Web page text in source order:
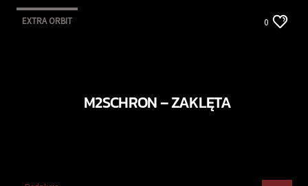
EXTRA ORBIT 0
M2SCHRON – ZAKLĘTA